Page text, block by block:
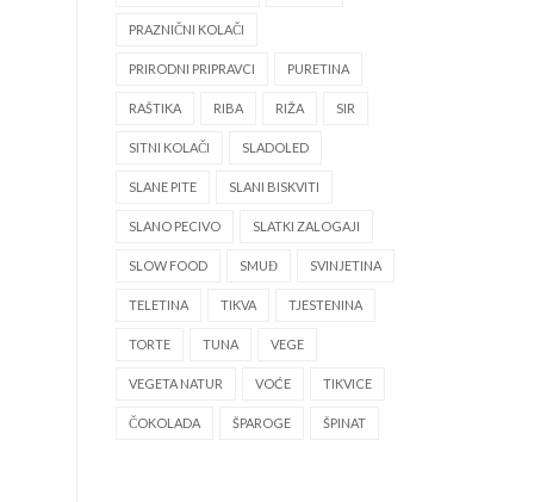
PRAZNIČNI KOLAČI
PRIRODNI PRIPRAVCI PURETINA
RAŠTIKA RIBA RIŽA SIR
SITNI KOLAČI SLADOLED
SLANE PITE SLANI BISKVITI
SLANO PECIVO SLATKI ZALOGAJI
SLOW FOOD SMUĐ SVINJETINA
TELETINA TIKVA TJESTENINA
TORTE TUNA VEGE
VEGETA NATUR VOĆE TIKVICE
ČOKOLADA ŠPAROGE ŠPINAT